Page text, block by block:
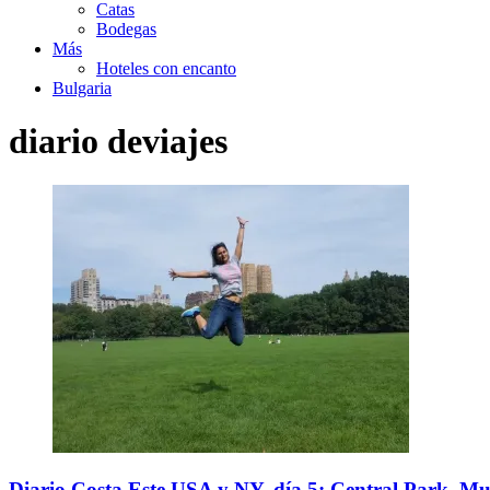
Catas
Bodegas
Más
Hoteles con encanto
Bulgaria
diario deviajes